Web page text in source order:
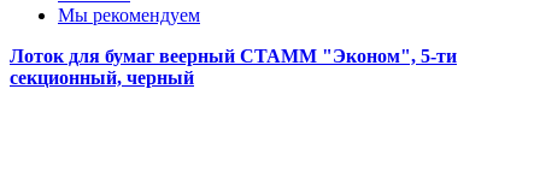
Пленки солнцезащитные для окон
Все товары раздела
Мы рекомендуем
Лоток для бумаг веерный СТАММ "Эконом", 5-ти
секционный, черный